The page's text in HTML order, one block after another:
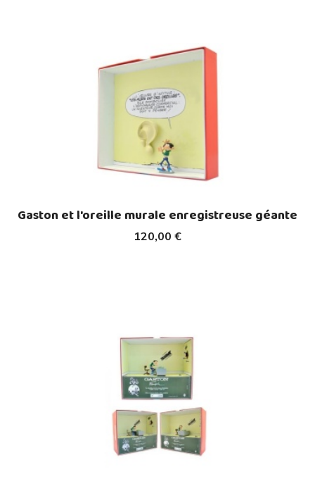
120,00 €
Gaston et l'oreille murale enregistreuse géante